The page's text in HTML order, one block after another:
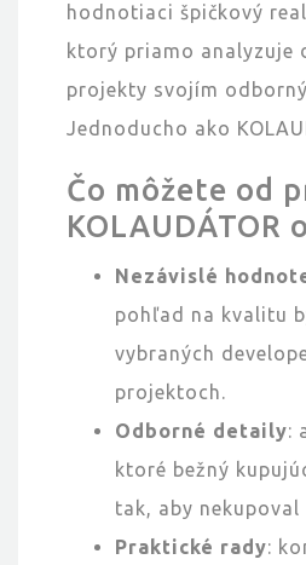
hodnotiaci špičkový
ktorý priamo analyzuje
projekty svojím
Jednoducho ako
Čo môžete od
KOLAUDÁTOR
Nezávislé
pohľad na kvalitu
vybraných
projektoch.
Odborné detaily:
ktoré bežný
tak, aby nekupoval
Praktické rady: